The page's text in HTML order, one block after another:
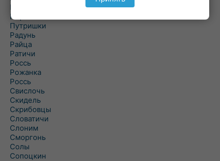
Поречье
Порозово
Путришки
Радунь
Райца
Ратичи
Роcсь
Рожанка
Россь
Свислочь
Скидель
Скрибовцы
Словатичи
Слоним
Сморгонь
Солы
Сопоцкин